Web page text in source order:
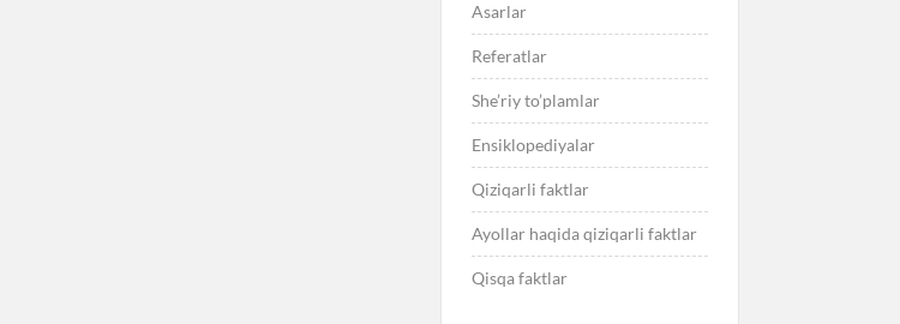
Asarlar
Referatlar
She’riy to’plamlar
Ensiklopediyalar
Qiziqarli faktlar
Ayollar haqida qiziqarli faktlar
Qisqa faktlar